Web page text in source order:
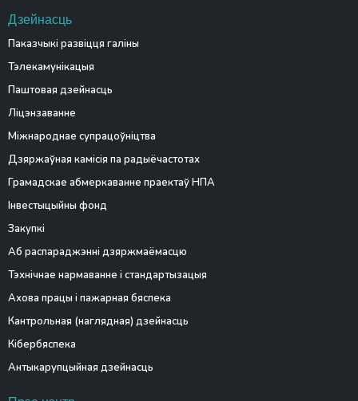
Дзейнасць
Паказчыкі развіцця галіны
Тэлекамунікацыя
Паштовая дзейнасць
Ліцэнзаванне
Міжнароднае супрацоўніцтва
Дзяржаўная камісія па радыёчастотах
Грамадскае абмеркаванне праектаў НПА
Інвестыцыйны фонд
Закупкі
Аб распараджэнні дзяржмаёмасцю
Тэхнічнае нармаванне і стандартызацыя
Ахова працы і пажарная бяспека
Кантрольная (наглядная) дзейнасць
Кібербяспека
Антыкарупцыйная дзейнасць